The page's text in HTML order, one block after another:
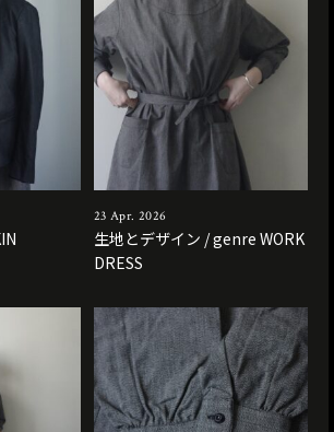
23 Apr. 2026
生地とデザイン / genre WORK
DRESS